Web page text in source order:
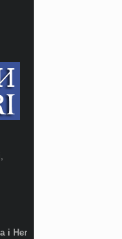
i Hercegovina;